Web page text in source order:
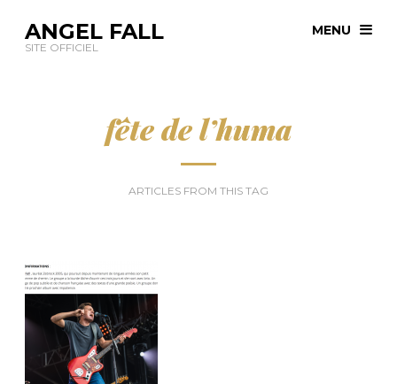
ANGEL FALL
SITE OFFICIEL
MENU
fête de l’huma
ARTICLES FROM THIS TAG